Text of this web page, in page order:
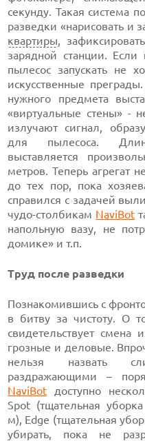
секунду. Такая система
разведки «нарисовать и
квартиры,
зарядной станции.
пылесос запускать не
искусственные
нужного предмета
«виртуальные стены» -
излучают сигнал,
для пылесоса.
выставляется
метров. Теперь агрегат
до тех пор, пока
справился с задачей
чудо-столбикам NaviBot
напольную вазу, не
домике» и т.п.
Труд после разведки
Познакомившись с
в битву за чистоту. О
свидетельствует смена
грозные и деловые.
нельзя назвать
раздражающими –
NaviBot доступно
Spot (тщательная
м), Edge (тщательная
убирать, пока не